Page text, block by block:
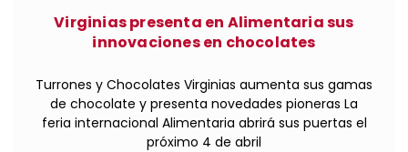
Virginias presenta en Alimentaria sus
innovaciones en chocolates
Turrones y Chocolates Virginias aumenta sus gamas
de chocolate y presenta novedades pioneras La
feria internacional Alimentaria abrirá sus puertas el
próximo 4 de abril